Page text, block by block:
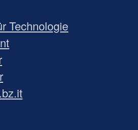
Technologie